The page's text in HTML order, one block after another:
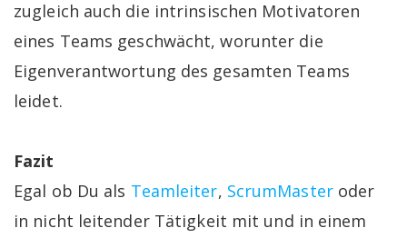
zugleich auch die intrinsischen Motivatoren
eines Teams geschwächt, worunter die
Eigenverantwortung des gesamten Teams
leidet.
Fazit
Egal ob Du als Teamleiter, ScrumMasteroder
in nicht leitender Tätigkeit mit und in einem